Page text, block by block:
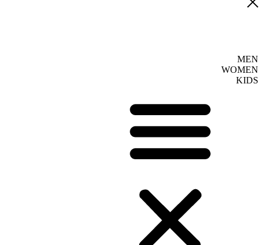
MEN
WOMEN
KIDS